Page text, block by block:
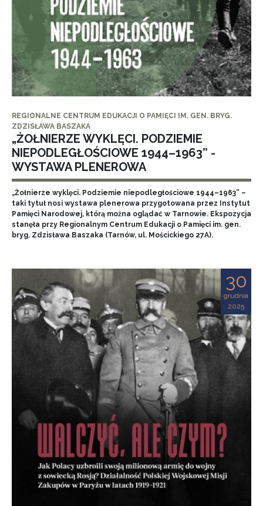
REGIONALNE CENTRUM EDUKACJI O PAMIĘCI IM. GEN. BRYG.
ZDZISŁAWA BASZAKA
„ŻOŁNIERZE WYKLĘCI. PODZIEMIE
NIEPODLEGŁOŚCIOWE 1944–1963” -
WYSTAWA PLENEROWA
„Żołnierze wyklęci. Podziemie niepodległościowe 1944–1963” –
taki tytuł nosi wystawa plenerowa przygotowana przez Instytut
Pamięci Narodowej, którą można oglądać w Tarnowie. Ekspozycja
stanęła przy Regionalnym Centrum Edukacji o Pamięci im. gen.
bryg. Zdzisława Baszaka (Tarnów, ul. Mościckiego 27A).
30
grudnia
2025